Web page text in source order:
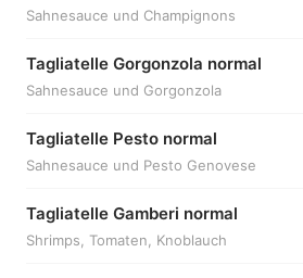
Sahnesauce und Champignons
Tagliatelle Gorgonzola normal
Sahnesauce und Gorgonzola
Tagliatelle Pesto normal
Sahnesauce und Pesto Genovese
Tagliatelle Gamberi normal
Shrimps, Tomaten, Knoblauch